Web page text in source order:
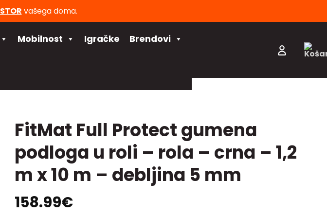
vašega doma.
Mobilnost Igračke Brendovi
FitMat Full Protect gumena
podloga u roli – rola – crna – 1,2
m x 10 m – debljina 5 mm
158.99€